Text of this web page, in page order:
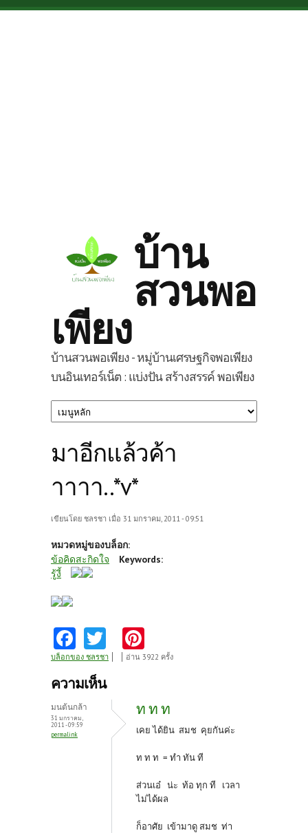
Skip to main content
บ้าน
สวนพอ
เพียง
บ้านสวนพอเพียง - หมู่บ้านเศรษฐกิจพอเพียง
บนอินเทอร์เน็ต : แบ่งปัน สร้างสรรค์ พอเพียง
มาอีกแล้วค้า
าาาา..*v*
เขียนโดย ชลรชา เมื่อ 31 มกราคม, 2011 - 09:51
หมวดหมู่ของบล็อก:
ข้อคิดสะกิดใจ
Keywords:
รู้งี้
Fa
ce
b
o
o
k
w
itt
er
nt
es
t
บล็อกของ ชลรชา อ่าน 3922 ครั้ง
ความเห็น
มนต้นกล้า
31 มกราคม,
2011 - 09:59
permalink
ท ท ท
เคย ได้ยิน สมช คุยกันค่ะ
ท ท ท = ทำ ทัน ที
ส่วนเอ๋ น่ะ ท้อ ทุก ที เวลา
ไม่ได้ผล
ก็อาศัย เข้ามาดู สมช ท่า